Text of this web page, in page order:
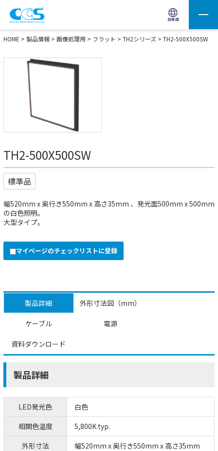
日本語
画像処理用の製品検索 サイト内検索(Enterで実行)
HOME > 製品情報 > 画像処理用 > フラット > TH2シリーズ > TH2-500X500SW
TH2-500X500SW
標準品
幅520mm x 奥行き550mm x 高さ35mm 、発光面500mm x 500mm
の白色照明。
大型タイプ。
マイページのチェックリストに登録
製品詳細 外形寸法図（mm）
ケーブル 電源
資料ダウンロード
製品詳細
LED発光色
白色
相関色温度
5,800K typ.
外形寸法
幅520mm x 奥行き550mm x 高さ35mm